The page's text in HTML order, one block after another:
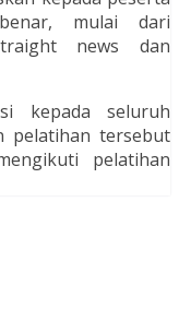
mulai dari
news dan
kepada seluruh
pelatihan tersebut
pelatihan